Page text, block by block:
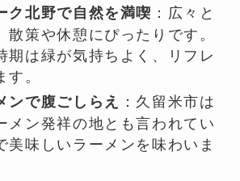
ク北野で自然を満喫 ：広々と
散策や休憩にぴったりです。
期は緑が気持ちよく、リフレ
。
ンで腹ごしらえ ：久留米市は
メン発祥の地とも言われてい
美味しいラーメンを味わいま